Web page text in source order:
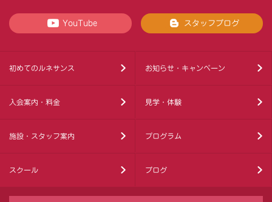
YouTube スタッフブログ
初めてのルネサンス お知らせ・キャンペーン
入会案内・料金 見学・体験
施設・スタッフ案内 プログラム
スクール ブログ